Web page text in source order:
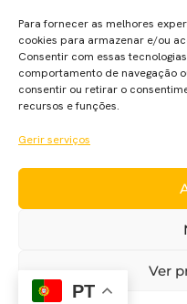
Para fornecer as melhores
cookies para armazenar e/ou
Consentir com essas
comportamento de navegação
consentir ou retirar o
recursos e funções.
Gerir serviços
Ver
ansiavam, superando as
cadência de momentos
PT